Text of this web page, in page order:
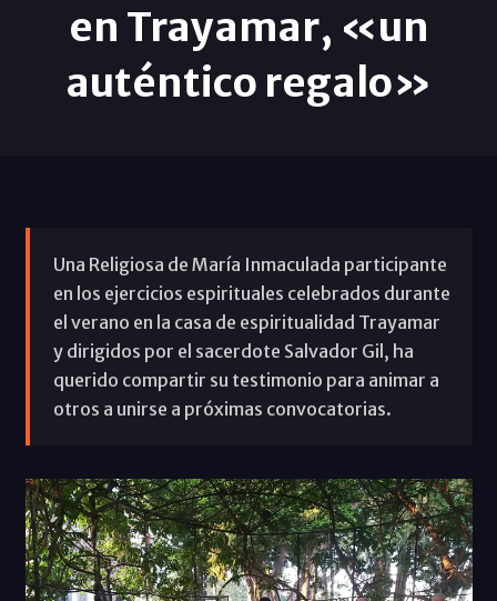
en Trayamar, «un
auténtico regalo»
Una Religiosa de María Inmaculada participante
en los ejercicios espirituales celebrados durante
el verano en la casa de espiritualidad Trayamar
y dirigidos por el sacerdote Salvador Gil, ha
querido compartir su testimonio para animar a
otros a unirse a próximas convocatorias.